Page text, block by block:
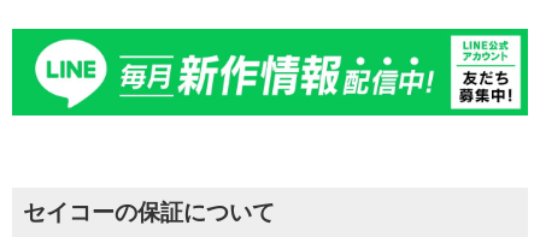
セイコーの保証について